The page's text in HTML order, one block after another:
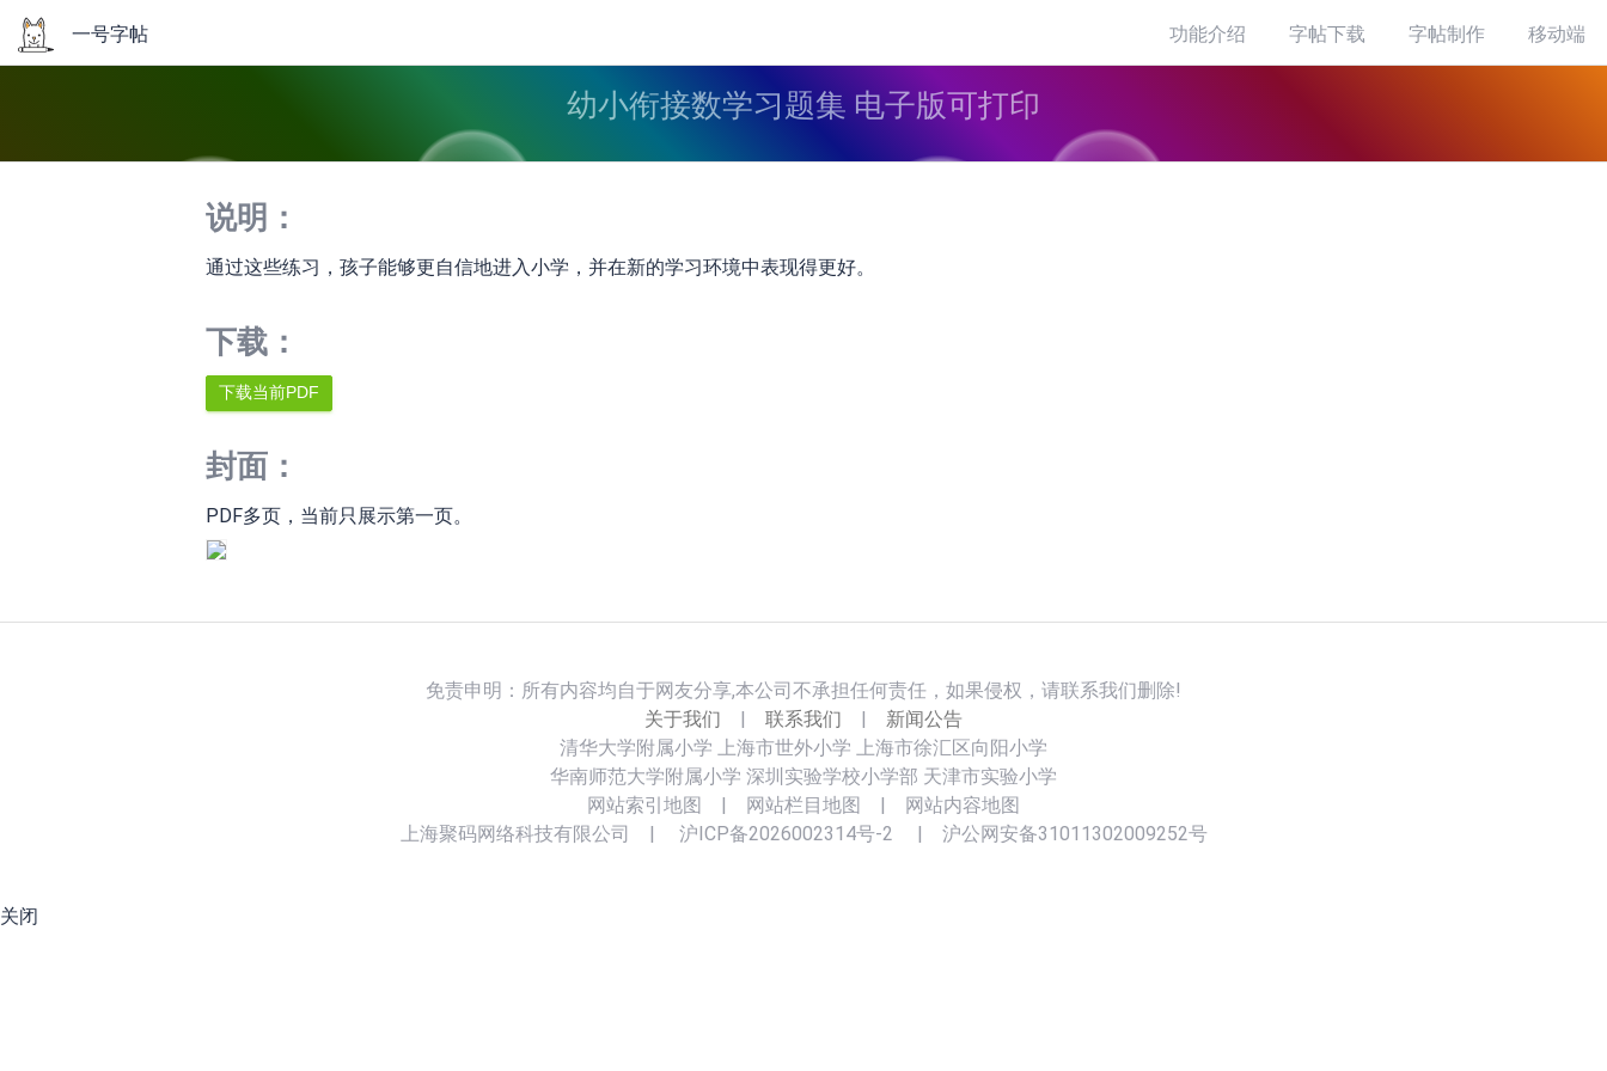
一号字帖 功能介绍 字帖下载 字帖制作 移动端
幼小衔接数学习题集 电子版可打印
说明：
通过这些练习，孩子能够更自信地进入小学，并在新的学习环境中表现得更好。
下载：
封面：
PDF多页，当前只展示第一页。
免责申明：所有内容均自于网友分享,本公司不承担任何责任，如果侵权，请联系我们删除!
关于我们 | 联系我们 | 新闻公告
清华大学附属小学 上海市世外小学 上海市徐汇区向阳小学
华南师范大学附属小学 深圳实验学校小学部 天津市实验小学
网站索引地图
| 网站栏目地图 | 网站内容地图
上海聚码网络科技有限公司
| 沪ICP备2026002314号-2 | 沪公网安备31011302009252号
关闭